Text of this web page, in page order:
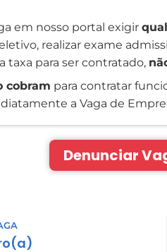
em nosso portal exigir
realizar exame
taxa para ser contratado,
cobram para contratar
a Vaga de
Denunciar